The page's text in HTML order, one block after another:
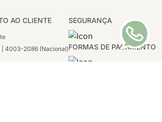
SEGURANÇA
FORMAS DE PAGAMENTO
AO CLIENTE
| 4003-2086 (Nacional)